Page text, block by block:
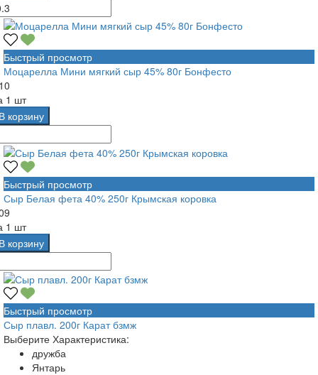
Быстрый просмотр
Моцарелла Мини мягкий сыр 45% 80г Бонфесто
1 шт
корзину
Быстрый просмотр
Сыр Белая фета 40% 250г Крымская коровка
1 шт
корзину
Быстрый просмотр
Сыр плавл. 200г Карат бзмж
Выберите Характеристика:
дружба
Янтарь